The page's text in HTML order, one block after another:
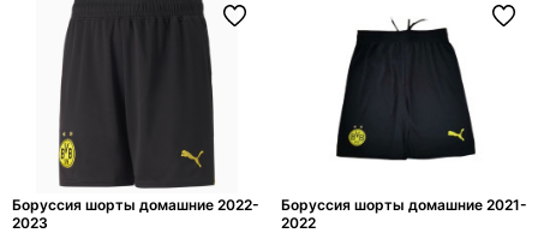
Боруссия шорты домашние 2022-
2023
Боруссия шорты домашние 2021-
2022